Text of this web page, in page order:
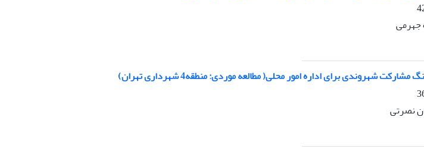
جهرمی
شهروندی برای اداره امور محلی( مطالعه موردی: منطقه4 شهرداری تهران)
نصرتی